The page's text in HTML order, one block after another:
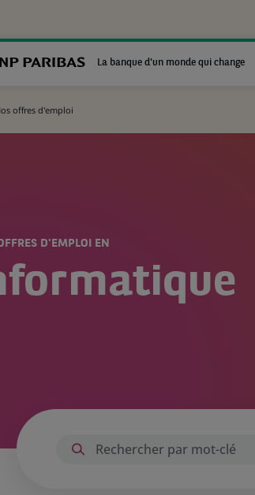
La banque d'un monde qui change
offres d'emploi
D'EMPLOI EN